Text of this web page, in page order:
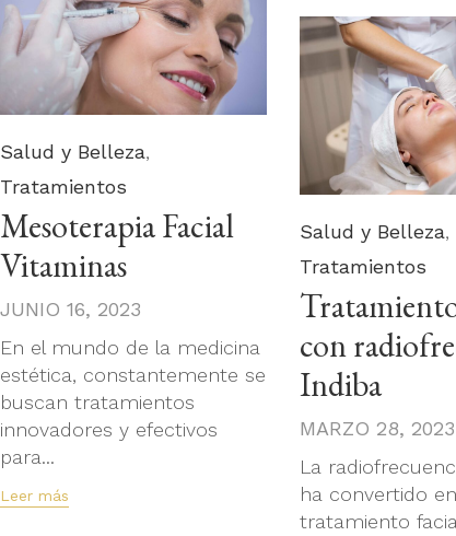
Category
Salud y Belleza,
Tratamientos
Mesoterapia Facial
Vitaminas
JUNIO 16, 2023
En el mundo de la medicina
estética, constantemente se
buscan tratamientos
innovadores y efectivos
para...
Leer más
Category
Salud y Belleza,
Tratamientos
con
Indiba
MARZO 28, 2023
La
ha convertido
tratamiento